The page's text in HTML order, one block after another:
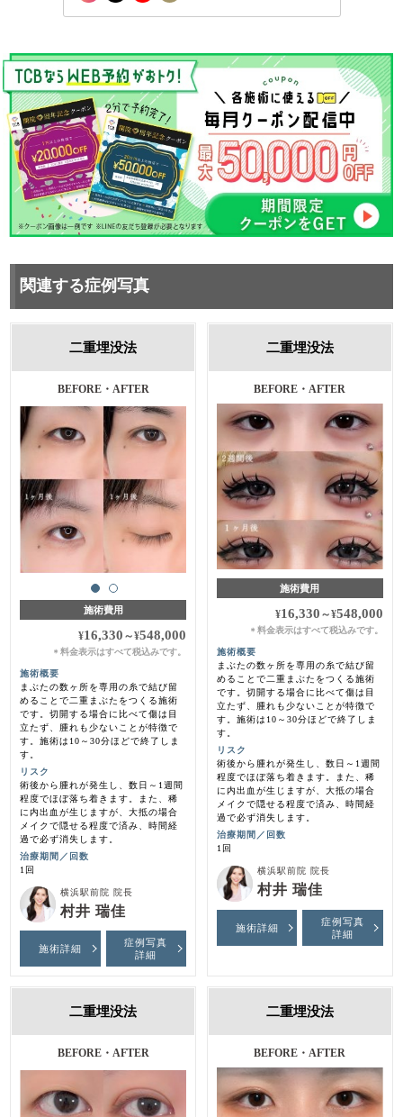
関連する症例写真
二重埋没法
施術前・1ヵ月後
施術費用
¥16,330 ～¥548,000
＊料金表示はすべて税込みです。
施術概要
まぶたの数ヶ所を専用の糸で結び留
めることで二重まぶたをつくる施術
です。切開する場合に比べて傷は目
立たず、腫れも少ないことが特徴で
す。施術は10～30分ほどで終了しま
す。
リスク
術後から腫れが発生し、数日～1週間
程度でほぼ落ち着きます。また、稀
に内出血が生じますが、大抵の場合
メイクで隠せる程度で済み、時間経
過で必ず消失します。
治療期間／回数
1回
横浜駅前院 院長
村井 瑞佳
施術詳細
症例写真
詳細
二重埋没法
BEFORE・AFTER
施術費用
¥16,330 ～¥548,000
＊ 料金表示はすべて税込みです。
施術概要
まぶたの数ヶ所を専用の糸で結び留
めることで二重まぶたをつくる施術
です。切開する場合に比べて傷は目
立たず、腫れも少ないことが特徴で
す。施術は10～30分ほどで終了しま
す。
リスク
術後から腫れが発生し、数日～1週間
程度でほぼ落ち着きます。また、稀
に内出血が生じますが、大抵の場合
メイクで隠せる程度で済み、時間経
過で必ず消失します。
治療期間／回数
1回
横浜駅前院 院長
村井 瑞佳
施術詳細
症例写真
詳細
二重埋没法
施術前・施術後・１ヶ月後
二重埋没法
BEFORE・AFTER